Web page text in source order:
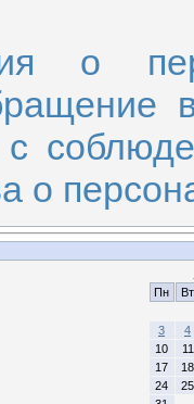
о
с
о
Пн
Вт
3
4
10
11
17
18
24
25